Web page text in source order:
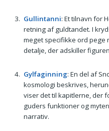
Gullintanni: Et tilnavn for
retning af guldtandet. I
meget specifikke ord pege
detalje, der adskiller
Gylfaginning: En del af
kosmologi beskrives,
viser det til kapitlerne, der
guders funktioner og
narrativ.